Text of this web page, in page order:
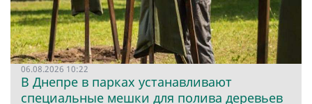
06.08.2026 10:22
В Днепре в парках устанавливают
специальные мешки для полива деревьев